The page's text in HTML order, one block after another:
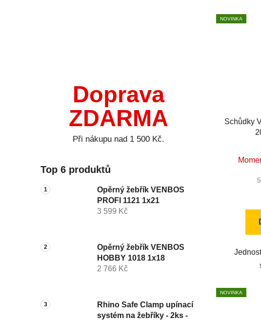
Doprava
ZDARMA
Při nákupu nad 1 500 Kč.
Top 6 produktů
Opěrný žebřík VENBOS
PROFI 1121 1x21
3 599 Kč
Opěrný žebřík VENBOS
HOBBY 1018 1x18
2 766 Kč
Rhino Safe Clamp upínací
systém na žebříky - 2ks -
NOVINKA
Schůdky
NOVINKA